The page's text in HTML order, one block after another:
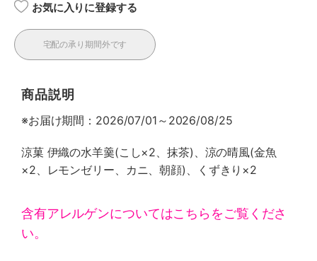
お気に入りに登録する
宅配の承り期間外です
商品説明
※お届け期間：2026/07/01～2026/08/25
涼菓 伊織の水羊羹(こし×2、抹茶)、涼の晴風(金魚
×2、レモンゼリー、カニ、朝顔)、くずきり×2
含有アレルゲンについてはこちらをご覧くださ
い。